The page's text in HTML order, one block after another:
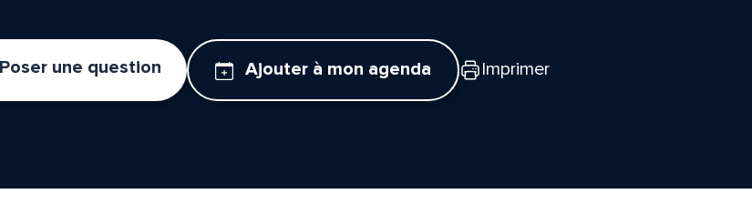
Poser une question Ajouter à mon agenda Imprimer
est la pertinence de cette